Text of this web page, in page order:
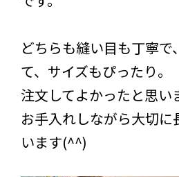
どちらも縫い目も丁寧で
て、サイズもぴったり。
注文してよかったと思い
お手入れしながら大切
います(^^)